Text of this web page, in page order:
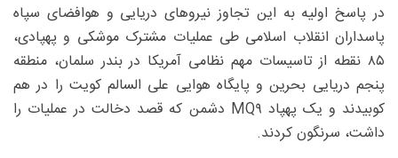
در پاسخ اولیه به این تجاوز نیروهای دریایی و هوافضای سپاه
پاسداران انقلاب اسلامی طی عملیات مشترک موشکی و پهپادی،
۸۵ نقطه از تاسیسات مهم نظامی آمریکا در بندر سلمان، منطقه
پنجم دریایی بحرین و پایگاه هوایی علی السالم کویت را در هم
کوبیدند و یک پهپاد MQ۹ دشمن که قصد دخالت در عملیات را
داشت، سرنگون کردند.